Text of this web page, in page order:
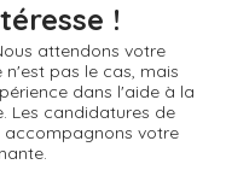
attendons votre
pas le cas, mais
dans l'aide à la
Les candidatures de
votre
!